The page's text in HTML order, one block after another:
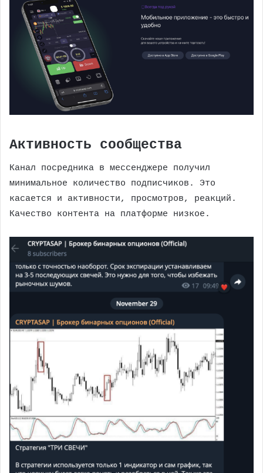
Активность сообщества
Канал посредника в мессенджере получил
минимальное количество подписчиков. Это
касается и активности, просмотров, реакций.
Качество контента на платформе низкое.